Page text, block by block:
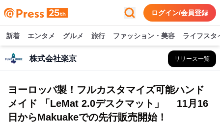
ログイン/会員登録
新着 エンタメ グルメ 旅行 ファッション・美容 ライフスタ
株式会社楽京 リリース一覧
ヨーロッパ製！フルカスタマイズ可能ハンド
メイド 「LeMat 2.0デスクマット」 11月16
日からMakuakeでの先行販売開始！